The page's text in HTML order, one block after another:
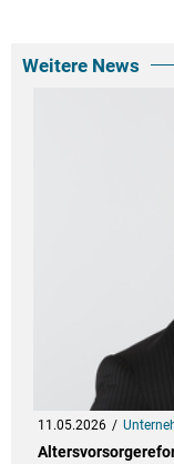
Weitere News
11.05.2026